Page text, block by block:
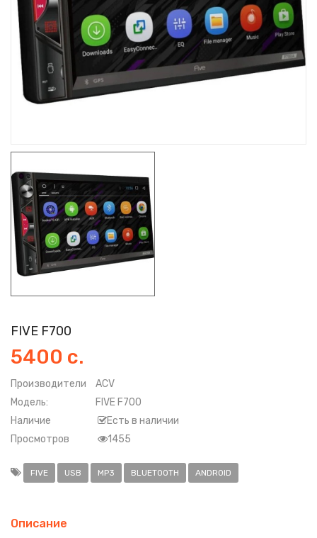
FIVE F700
5400 с.
Производители
ACV
Модель:
FIVE F700
Наличие
Есть в наличии
Просмотров
1455
FIVE USB MP3 BLUETOOTH ANDROID
Описание